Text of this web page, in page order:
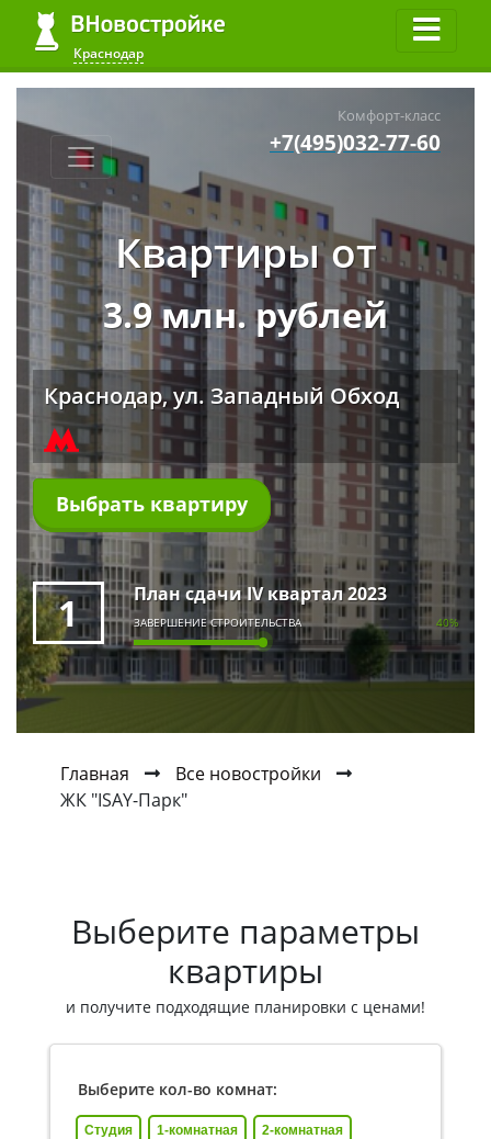
Краснодар
Комфорт-класс
+7(495)032-77-60
Квартиры от
3.9 млн. рублей
Краснодар, ул. Западный Обход
Выбрать квартиру
1 План сдачи IV квартал 2023
ЗАВЕРШЕНИЕ СТРОИТЕЛЬСТВА 40%
Главная
Все новостройки
ЖК "ISAY-Парк"
Выберите параметры
квартиры
и получите подходящие планировки с ценами!
Выберите кол-во комнат:
Студия 1-комнатная 2-комнатная